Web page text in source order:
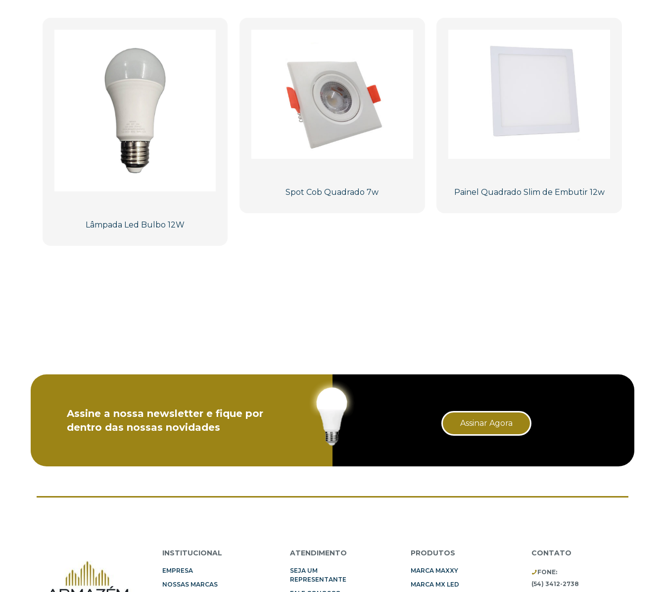
Lâmpada Led Bulbo 12W
Spot Cob Quadrado 7w Painel Quadrado Slim de Embutir 12w
Assine a nossa newsletter e fique por
dentro das nossas novidades
Assinar Agora
INSTITUCIONAL
EMPRESA
NOSSAS MARCAS
ATENDIMENTO
SEJA UM
REPRESENTANTE
PRODUTOS
MARCA MAXXY
MARCA MX LED
CONTATO
FONE:
(54) 3412-2738